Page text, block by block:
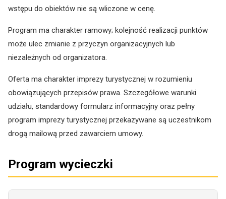
wstępu do obiektów nie są wliczone w cenę.
Program ma charakter ramowy; kolejność realizacji punktów
może ulec zmianie z przyczyn organizacyjnych lub
niezależnych od organizatora.
Oferta ma charakter imprezy turystycznej w rozumieniu
obowiązujących przepisów prawa. Szczegółowe warunki
udziału, standardowy formularz informacyjny oraz pełny
program imprezy turystycznej przekazywane są uczestnikom
drogą mailową przed zawarciem umowy.
Program wycieczki